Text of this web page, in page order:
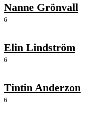
Nanne Grönvall
6
Elin Lindström
6
Tintin Anderzon
6